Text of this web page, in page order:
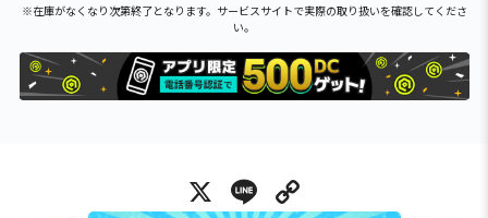
※在庫がなくなり次第終了となります。サービスサイトで実際の取り扱いを確認してくださ
い。
X Line